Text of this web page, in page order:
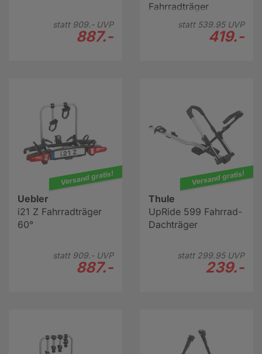
statt 909.-UVP
887.-
Fahrradträger
statt 539.95UVP
419.-
Versand gratis!
Uebler
i21 Z Fahrradträger
60°
statt 909.-UVP
887.-
Versand gratis!
Thule
UpRide 599 Fahrrad-
Dachträger
statt 299.95UVP
239.-